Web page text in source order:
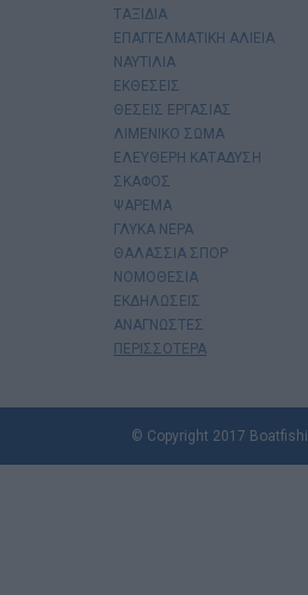
ΤΑΞΙΔΙΑ
ΕΠΑΓΓΕΛΜΑΤΙΚΗ ΑΛΙΕΙΑ
ΝΑΥΤΙΛΙΑ
ΕΚΘΕΣΕΙΣ
ΘΕΣΕΙΣ ΕΡΓΑΣΙΑΣ
ΛΙΜΕΝΙΚΟ ΣΩΜΑ
ΕΛΕΥΘΕΡΗ ΚΑΤΑΔΥΣΗ
ΣΚΑΦΟΣ
ΨΑΡΕΜΑ
ΓΛΥΚΑ ΝΕΡΑ
ΘΑΛΑΣΣΙΑ ΣΠΟΡ
ΝΟΜΟΘΕΣΙΑ
ΕΚΔΗΛΩΣΕΙΣ
ΑΝΑΓΝΩΣΤΕΣ
ΠΕΡΙΣΣΟΤΕΡΑ
© Copyright 2017